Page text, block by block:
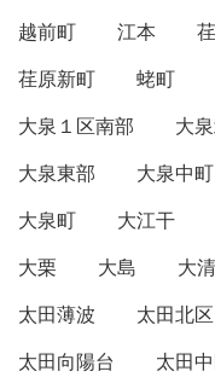
越前町
江本
荏原新町
蛯町
大泉１区南部
大
大泉東部
大泉中町
大泉町
大江干
大栗
大島 大
太田薄波
太田北区
太田向陽台
太田